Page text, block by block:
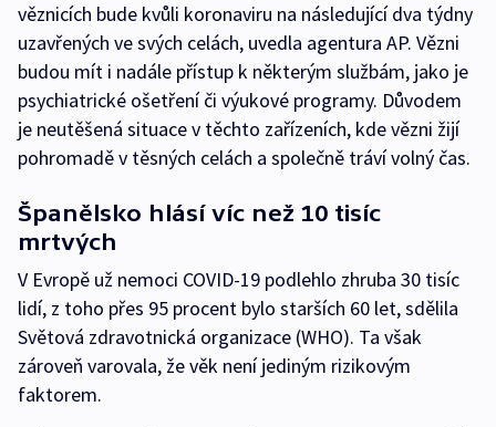
věznicích bude kvůli koronaviru na následující dva týdny
uzavřených ve svých celách, uvedla agentura AP. Vězni
budou mít i nadále přístup k některým službám, jako je
psychiatrické ošetření či výukové programy. Důvodem
je neutěšená situace v těchto zařízeních, kde vězni žijí
pohromadě v těsných celách a společně tráví volný čas.
Španělsko hlásí víc než 10 tisíc
mrtvých
V Evropě už nemoci COVID-19 podlehlo zhruba 30 tisíc
lidí, z toho přes 95 procent bylo starších 60 let, sdělila
Světová zdravotnická organizace (WHO). Ta však
zároveň varovala, že věk není jediným rizikovým
faktorem.